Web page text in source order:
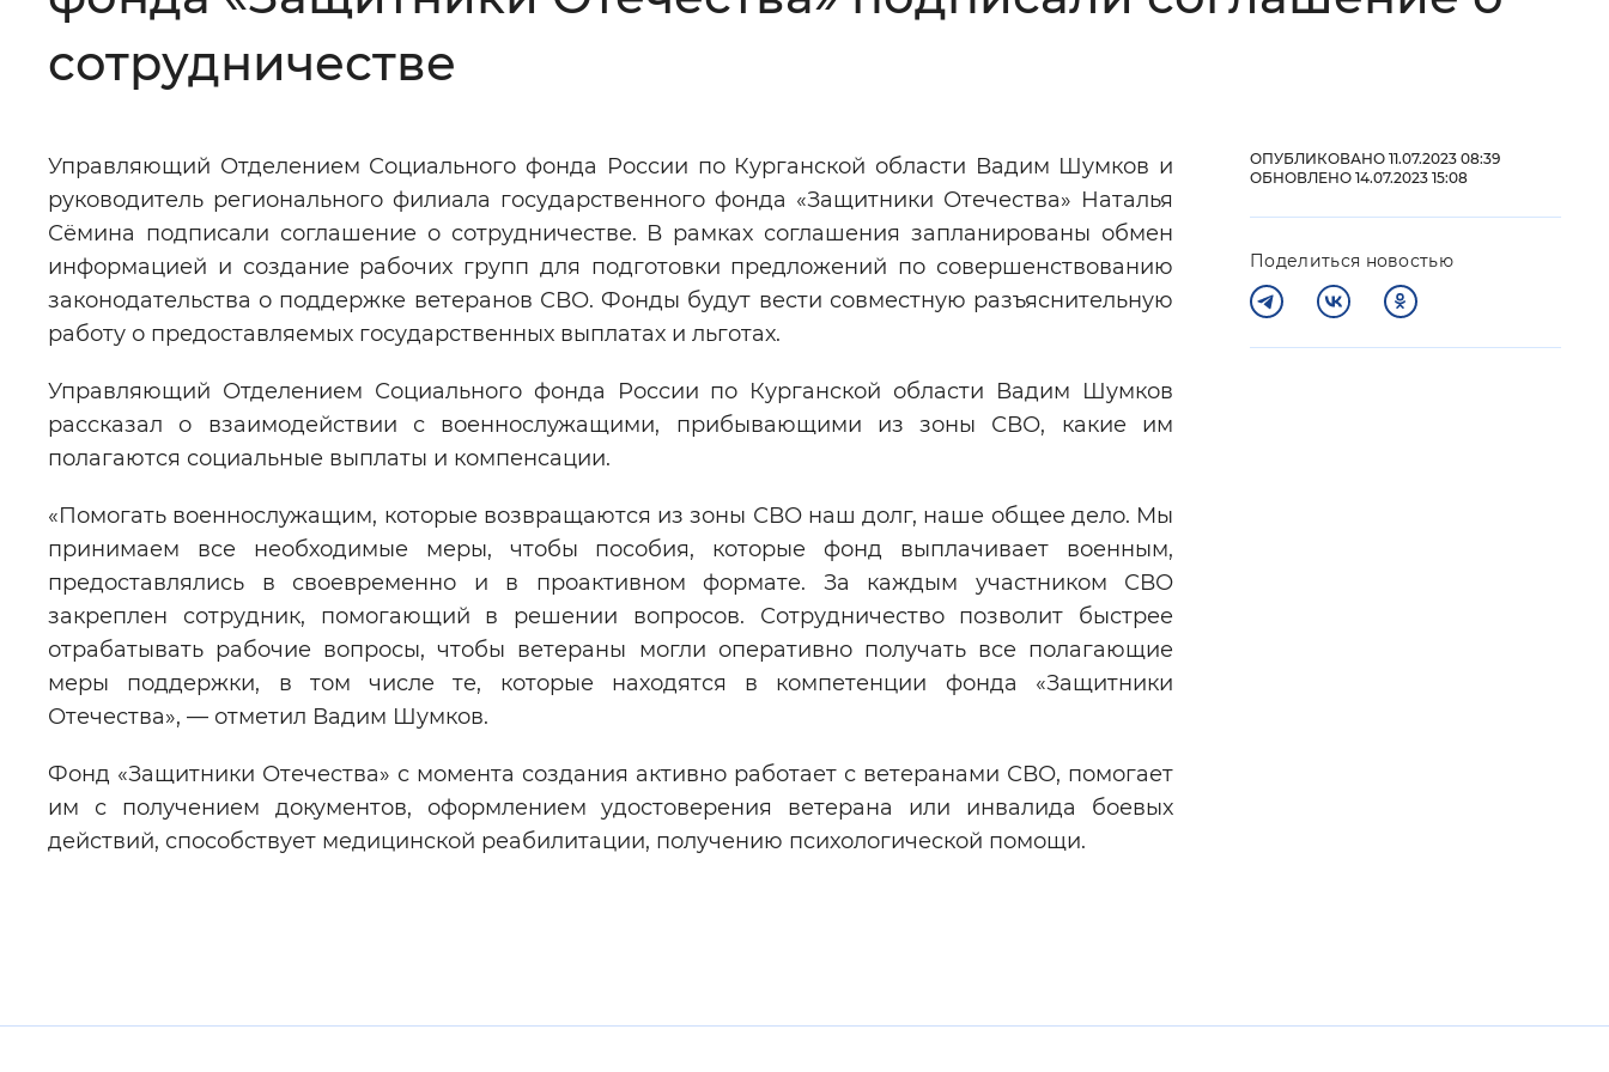
Звуковой ассистент: Воспроизвести Остановить Повторить
сотрудничестве
Управляющий Отделением Социального фонда России по Курганской области Вадим Шумков и
руководитель регионального филиала государственного фонда «Защитники Отечества» Наталья
Сёмина подписали соглашение о сотрудничестве. В рамках соглашения запланированы обмен
информацией и создание рабочих групп для подготовки предложений по совершенствованию
законодательства о поддержке ветеранов СВО. Фонды будут вести совместную разъяснительную
работу о предоставляемых государственных выплатах и льготах.
Управляющий Отделением Социального фонда России по Курганской области Вадим Шумков
рассказал о взаимодействии с военнослужащими, прибывающими из зоны СВО, какие им
полагаются социальные выплаты и компенсации.
«Помогать военнослужащим, которые возвращаются из зоны СВО наш долг, наше общее дело. Мы
принимаем все необходимые меры, чтобы пособия, которые фонд выплачивает военным,
предоставлялись в своевременно и в проактивном формате. За каждым участником СВО
закреплен сотрудник, помогающий в решении вопросов. Сотрудничество позволит быстрее
отрабатывать рабочие вопросы, чтобы ветераны могли оперативно получать все полагающие
меры поддержки, в том числе те, которые находятся в компетенции фонда «Защитники
Отечества», — отметил Вадим Шумков.
Фонд «Защитники Отечества» с момента создания активно работает с ветеранами СВО, помогает
им с получением документов, оформлением удостоверения ветерана или инвалида боевых
действий, способствует медицинской реабилитации, получению психологической помощи.
ОПУБЛИКОВАНО 11.07.2023 08:39
ОБНОВЛЕНО 14.07.2023 15:08
Поделиться новостью